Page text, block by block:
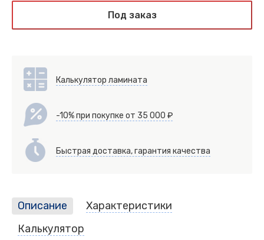
Под заказ
Калькулятор ламината
-10% при покупке от 35 000 ₽
Быстрая доставка, гарантия качества
Описание
Характеристики
Калькулятор